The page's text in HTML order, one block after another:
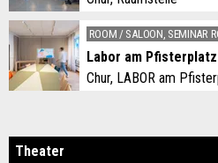
ROOM / SALOON, SEMINAR
Labor am Pfisterplatz
Chur, LABOR am
Theater